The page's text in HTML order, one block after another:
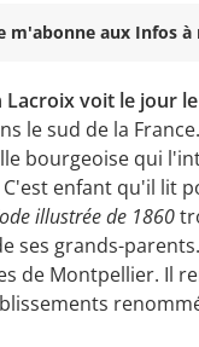
m'abonne aux Infos à
Lacroix voit le jour
le sud de la
bourgeoise qui
C'est enfant qu'il lit
illustrée de 1860
ses grands-
de Montpellier. Il